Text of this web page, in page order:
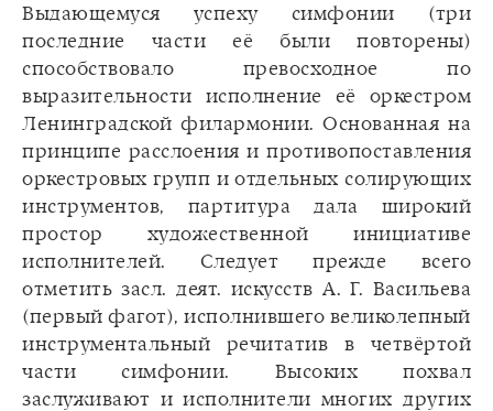
Выдающемуся успеху симфонии (три
последние части её были повторены)
способствовало превосходное по
выразительности исполнение её оркестром
Ленинградской филармонии. Основанная на
принципе расслоения и противопоставления
оркестровых групп и отдельных солирующих
инструментов, партитура дала широкий
простор художественной инициативе
исполнителей. Следует прежде всего
отметить засл. деят. искусств А. Г. Васильева
(первый фагот), исполнившего великолепный
инструментальный речитатив в четвёртой
части симфонии. Высоких похвал
заслуживают и исполнители многих других